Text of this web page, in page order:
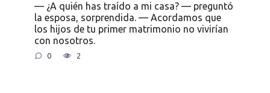
— ¿A quién has traído a mi casa? — preguntó
la esposa, sorprendida. — Acordamos que
los hijos de tu primer matrimonio no vivirían
con nosotros.
0 2